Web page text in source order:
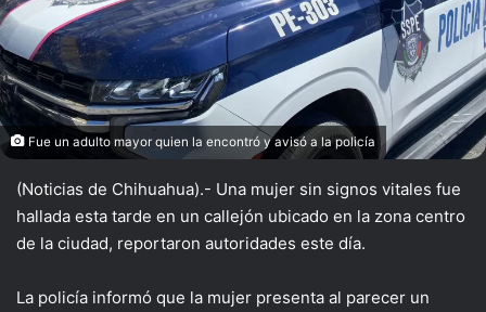
Fue un adulto mayor quien la encontró y avisó a la policía
(Noticias de Chihuahua).- Una mujer sin signos vitales fue
hallada esta tarde en un callejón ubicado en la zona centro
de la ciudad, reportaron autoridades este día.
La policía informó que la mujer presenta al parecer un